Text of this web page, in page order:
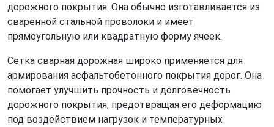
дорожного покрытия. Она обычно изготавливается из
сваренной стальной проволоки и имеет
прямоугольную или квадратную форму ячеек.
Сетка сварная дорожная широко применяется для
армирования асфальтобетонного покрытия дорог. Она
помогает улучшить прочность и долговечность
дорожного покрытия, предотвращая его деформацию
под воздействием нагрузок и температурных